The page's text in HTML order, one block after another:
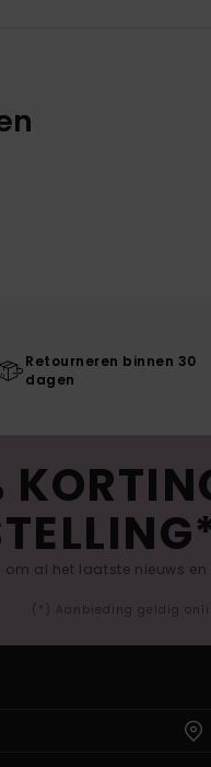
Retourneren binnen 30
dagen
om al het laatste nieuws
(*) Aanbieding geldig